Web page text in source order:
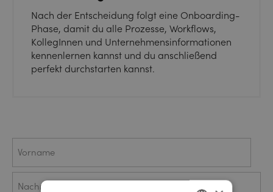
Nach der Entscheidung folgt eine Onboarding-
Phase, damit du alle Prozesse, Workflows,
KollegInnen und Unternehmensinformationen
kennenlernen kannst und du anschließend
perfekt durchstarten kannst.
Name
Vorname